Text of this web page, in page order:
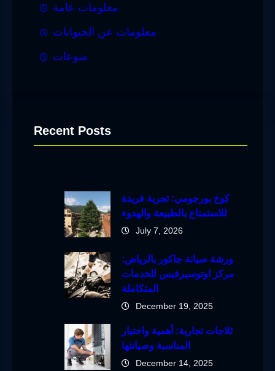
معلومات عامة
معلومات عن الحيوانات
منوعات
Recent Posts
كوخ بورجومي: تجربة فريدة
للاستمتاع بالطبيعة والهدوء
July 7, 2026
ورشة صيانة جاكور بالرياض:
مركز اوتوسيرفيس للخدمات
المتكاملة
December 19, 2025
ثلاجات تجارية: أهمية واختيار
المناسبة وصيانتها
December 14, 2025